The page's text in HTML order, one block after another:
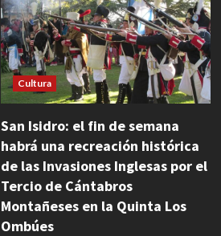
Cultura
San Isidro: el fin de semana
habrá una recreación histórica
de las Invasiones Inglesas por el
Tercio de Cántabros
Montañeses en la Quinta Los
Ombúes